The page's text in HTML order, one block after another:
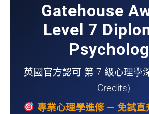
Gatehouse
Level 7
英國官方認可 第 7 級心理學
Credits)
專業心理學進修 — 免試直